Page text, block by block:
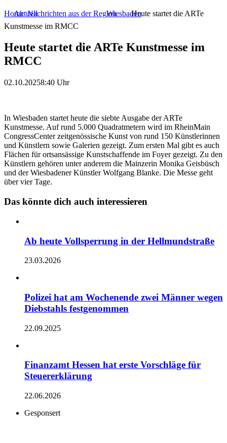
HomeAktuellNachrichten aus der RegionWiesbadenHeute startet die ARTe
Kunstmesse im RMCC
Heute startet die ARTe Kunstmesse im
RMCC
02.10.20258:40 Uhr
In Wiesbaden startet heute die siebte Ausgabe der ARTe
Kunstmesse. Auf rund 5.000 Quadratmetern wird im RheinMain
CongressCenter zeitgenössische Kunst von rund 150 Künstlerinnen
und Künstlern sowie Galerien gezeigt. Zum ersten Mal gibt es auch
Flächen für ortsansässige Kunstschaffende im Foyer gezeigt. Zu den
Künstlern gehören unter anderem die Mainzerin Monika Geisbüsch
und der Wiesbadener Künstler Wolfgang Blanke. Die Messe geht
über vier Tage.
Das könnte dich auch interessieren
Ab heute Vollsperrung in der Hellmundstraße
23.03.2026
Polizei hat am Wochenende zwei Männer wegen
Diebstahls festgenommen
22.09.2025
Finanzamt Hessen hat erste Vorschläge für
Steuererklärung
22.06.2026
Gesponsert